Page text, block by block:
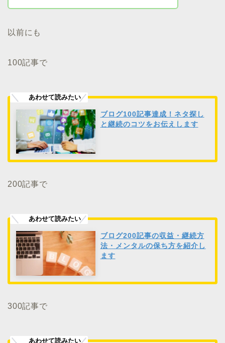
以前にも
100記事で
ブログ100記事達成！ネタ探し
と継続のコツをお伝えします
200記事で
ブログ200記事の収益・継続方
法・メンタルの保ち方を紹介し
ます
300記事で